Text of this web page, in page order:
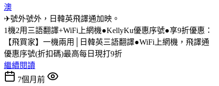
澳
✈號外號外，日韓英飛譯通加映。
1機2用三語翻譯+WiFi上網機●KellyKu優惠序號●享9折優惠：
【飛買家】一機兩用│日韓英三語翻譯●WiFi上網機，飛譯通
優惠序號(折扣碼)最高每日現打9折
繼續閱讀
7個月前